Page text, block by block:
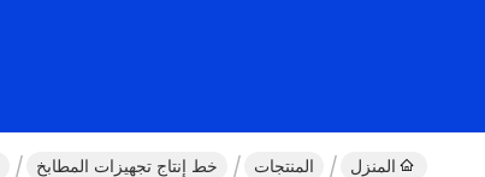
المنزل المنتجات خط إنتاج تجهيزات المطابخ